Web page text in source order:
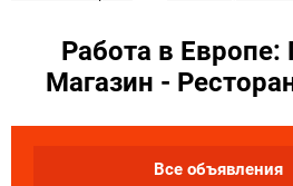
Работа в Европе:
Магазин -
Все объявления